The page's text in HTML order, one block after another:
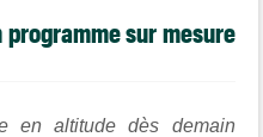
sur mesure
en altitude dès demain